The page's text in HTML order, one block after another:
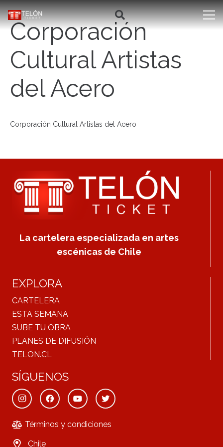
Corporación
Cultural Artistas
del Acero
Corporación Cultural Artistas del Acero
La cartelera especializada en artes
escénicas de Chile
EXPLORA
CARTELERA
ESTA SEMANA
SUBE TU OBRA
PLANES DE DIFUSIÓN
TELON.CL
SÍGUENOS
Términos y condiciones
Chile